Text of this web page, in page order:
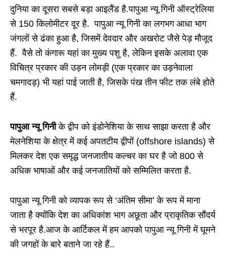
दुनिया का दूसरा सबसे बड़ा आइलैंड है.पापुआ न्यू गिनी ऑस्ट्रेलिया
से 150 किलोमीटर दूर है. पापुआ न्यू गिनी का लगभग आधा भाग
जंगलों से ढंका हुआ है, जिसमें देवदार और अखरोट जैसे पेड़ मौजूद
हैं. वैसे तो कंगारू यहां का मुख्य पशु है, लेकिन इसके अलावा एक
विचित्र प्रकार की उड़न लोमड़ी (एक प्रकार का उड़नेवाला
चमगादड़) भी यहां पाई जाती है, जिसके पंख तीन फीट तक लंबे होते
हैं.
पापुआ न्यू गिनीके द्वीप को इंडोनेशिया के साथ साझा करता है और
मेलनेशिया के क्षेत्र में कई अपतटीय द्वीपों (offshore islands) से
मिलकर देश एक समृद्ध जनजातीय कल्चर का घर है जो 800 से
अधिक भाषाओं और कई जनजातियों को सम्मिलित करता है.
पापुआ न्यू गिनी को व्यापक रूप से ‘अंतिम सीमा’ के रूप में माना
जाता है क्योंकि देश का अधिकांश भाग अछूता और प्राकृतिक सौंदर्य
से भरपूर है.आज के आर्टिकल में हम आपको पापुआ न्यू गिनी में घूमने
की जगहों के बारे बताने जा रहे हैं..